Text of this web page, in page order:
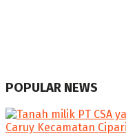
POPULAR NEWS